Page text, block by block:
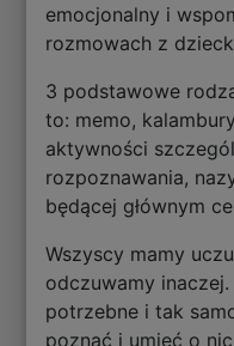
emocjonalny i
rozmowach z
3 podstawowe
to: memo,
aktywności
rozpoznawania,
będącej głównym
Wszyscy mamy
odczuwamy
potrzebne i tak
poznać i umieć o